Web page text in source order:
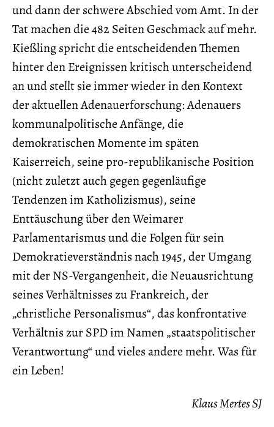
und dann der schwere Abschied vom Amt. In der
Tat machen die 482 Seiten Geschmack auf mehr.
Kießling spricht die entscheidenden Themen
hinter den Ereignissen kritisch unterscheidend
an und stellt sie immer wieder in den Kontext
der aktuellen Adenauerforschung: Adenauers
kommunalpolitische Anfänge, die
demokratischen Momente im späten
Kaiserreich, seine pro-republikanische Position
(nicht zuletzt auch gegen gegenläufige
Tendenzen im Katholizismus), seine
Enttäuschung über den Weimarer
Parlamentarismus und die Folgen für sein
Demokratieverständnis nach 1945, der Umgang
mit der NS-Vergangenheit, die Neuausrichtung
seines Verhältnisses zu Frankreich, der
„christliche Personalismus“, das konfrontative
Verhältnis zur SPD im Namen „staatspolitischer
Verantwortung“ und vieles andere mehr. Was für
ein Leben!
Klaus Mertes SJ